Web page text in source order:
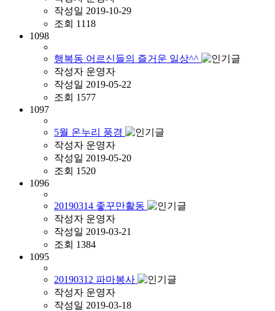
작성일 2019-10-29
조회 1118
1098
행복동 어르신들의 즐거운 일상^^
작성자 운영자
작성일 2019-05-22
조회 1577
1097
5월 온누리 풍경
작성자 운영자
작성일 2019-05-20
조회 1520
1096
20190314 좋꾸만활동
작성자 운영자
작성일 2019-03-21
조회 1384
1095
20190312 파마봉사
작성자 운영자
작성일 2019-03-18